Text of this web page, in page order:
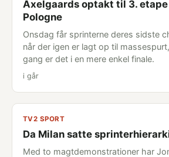
Axelgaards optakt til 3. etape
Pologne
Onsdag får sprinterne deres sidste
når der igen er lagt op til
gang er det i en mere enkel finale.
i går
TV2 SPORT
Da Milan satte
Med to magtdemonstrationer har